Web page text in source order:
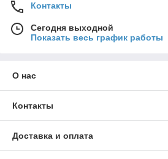
Контакты
Сегодня выходной
Показать весь график работы
О нас
Контакты
Доставка и оплата